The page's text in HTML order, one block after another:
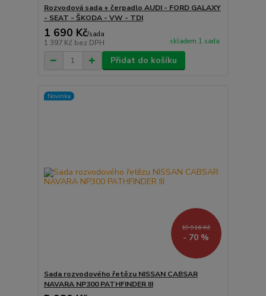
Rozvodová sada + čerpadlo AUDI - FORD GALAXY
- SEAT - ŠKODA - VW - TDI
1 690 Kč/sada
1 397 Kč bez DPH skladem 1 sada
Přidat do košíku
Novinka
19 916 Kč
- 70 %
Sada rozvodového řetězu NISSAN CABSAR
NAVARA NP300 PATHFINDER III